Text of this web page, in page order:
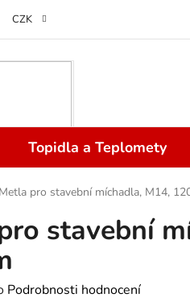
Odstoupení od kupní smlouvy do 14 dní
CZK
Topidla a Teplomety
Metla pro stavební míchadla, M14,
stavební
Podrobnosti hodnocení